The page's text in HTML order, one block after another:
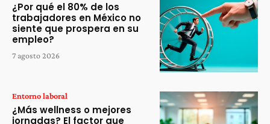
¿Por qué el 80% de los
trabajadores en México no
siente que prospera en su
empleo?
7 agosto 2026
Entorno laboral
¿Más wellness o mejores
jornadas? El factor que